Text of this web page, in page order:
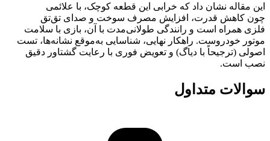
این مقاله نشان داد که خرابی این قطعه کوچک، با علائمی
چون کاهش قدرت، افزایش مصرف سوخت و صدای تق‌تق
فلزی همراه است و رانندگی طولانی‌مدت با آن، بازی با سلامت
موتور خودروست. راهکار نهایی، شناسایی به‌موقع نشانه‌ها، تست
اصولی (ترجیحاً با دیاگ) و تعویض فوری با رعایت گشتاور دقیق
نصب است.
سوالات متداول